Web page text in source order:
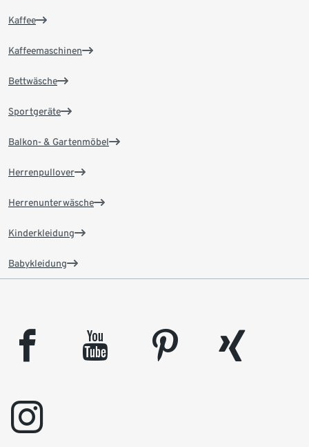
Kaffee
Kaffeemaschinen
Bettwäsche
Sportgeräte
Balkon- & Gartenmöbel
Herrenpullover
Herrenunterwäsche
Kinderkleidung
Babykleidung
facebook youtube pinterest
xing
instagram